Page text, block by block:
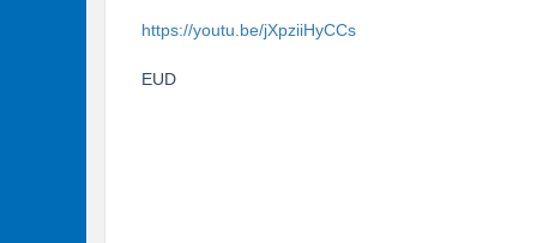
https://youtu.be/jXpziiHyCCs
EUD